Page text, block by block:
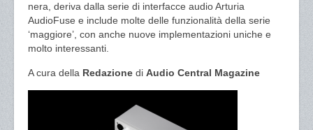
nera, deriva dalla serie di interfacce audio Arturia
AudioFuse e include molte delle funzionalità della serie
‘maggiore’, con anche nuove implementazioni uniche e
molto interessanti.
A cura della Redazione di Audio Central Magazine